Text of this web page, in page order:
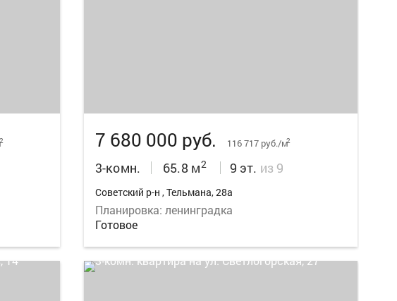
2 7 680 000 руб. 116 717 руб./м2
3-комн. 65.8 м2 9 эт. из 9
Советский р-н , Тельмана, 28а
Планировка: ленинградка
Готовое